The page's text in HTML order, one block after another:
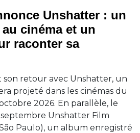
Unshatter : un
cinéma et un
raconter sa
son retour avec Unshatter, un
projeté dans les cinémas du
2026. En parallèle, le
Unshatter Film
Paulo), un album enregistré